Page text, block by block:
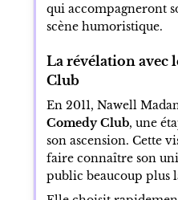
qui accompagneront
scène humoristique.
La révélation avec
Club
En 2011, Nawell
Comedy Club, une
son ascension. Cette
faire connaître son
public beaucoup plus